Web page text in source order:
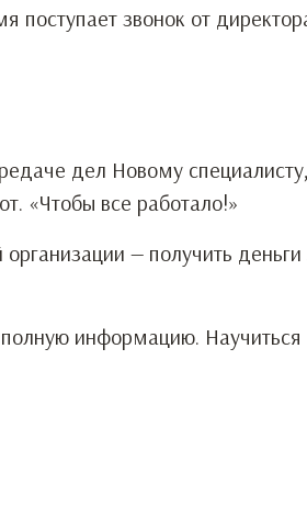
поступает звонок от
дел Новому
«Чтобы все работало!»
— получить
информацию.